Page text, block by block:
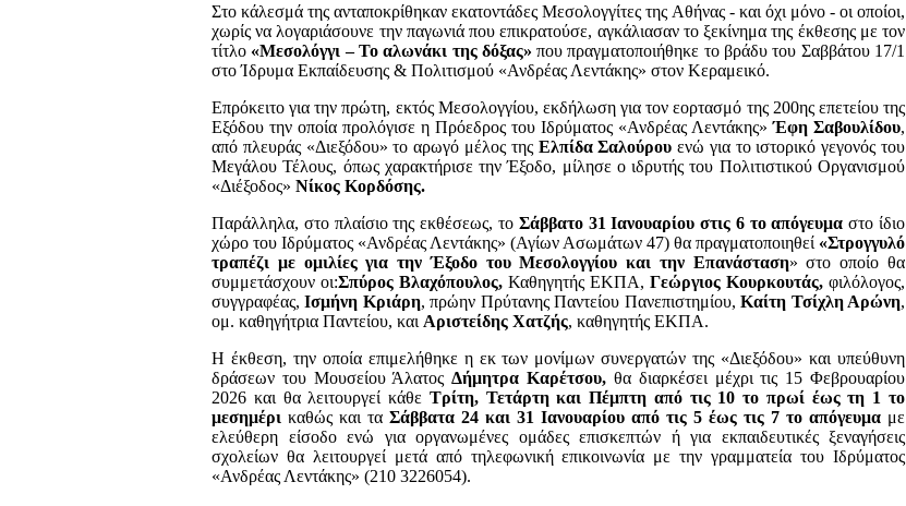
Στο κάλεσμά της ανταποκρίθηκαν εκατοντάδες Μεσολογγίτες της Αθήνας - και όχι μόνο - οι οποίοι,
χωρίς να λογαριάσουνε την παγωνιά που επικρατούσε, αγκάλιασαν το ξεκίνημα της έκθεσης με τον
τίτλο «Μεσολόγγι – Το αλωνάκι της δόξας»που πραγματοποιήθηκε το βράδυ του Σαββάτου 17/1
στο Ίδρυμα Εκπαίδευσης & Πολιτισμού «Ανδρέας Λεντάκης» στον Κεραμεικό.
Επρόκειτο για την πρώτη, εκτός Μεσολογγίου, εκδήλωση για τον εορτασμό της 200ης επετείου της
Εξόδου την οποία προλόγισε η Πρόεδρος του Ιδρύματος «Ανδρέας Λεντάκης»Έφη Σαβουλίδου,
από πλευράς «Διεξόδου» το αρωγό μέλος της Ελπίδα Σαλούρου ενώ για το ιστορικό γεγονός του
Μεγάλου Τέλους, όπως χαρακτήρισε την Έξοδο, μίλησε ο ιδρυτής του Πολιτιστικού Οργανισμού
«Διέξοδος» Νίκος Κορδόσης.
Παράλληλα, στο πλαίσιο της εκθέσεως, το Σάββατο 31 Ιανουαρίου στις 6 το απόγευμαστο ίδιο
χώρο του Ιδρύματος «Ανδρέας Λεντάκης» (Αγίων Ασωμάτων 47) θα πραγματοποιηθεί «Στρογγυλό
τραπέζι με ομιλίες για την Έξοδο του Μεσολογγίου και την Επανάσταση» στο οποίο θα
συμμετάσχουν οι:Σπύρος Βλαχόπουλος, Καθηγητής ΕΚΠΑ, Γεώργιος Κουρκουτάς, φιλόλογος,
συγγραφέας,Ισμήνη Κριάρη, πρώην Πρύτανης Παντείου Πανεπιστημίου,Καίτη Τσίχλη Αρώνη,
ομ. καθηγήτρια Παντείου, και Αριστείδης Χατζής, καθηγητής ΕΚΠΑ.
Η έκθεση, την οποία επιμελήθηκε η εκ των μονίμων συνεργατών της «Διεξόδου» και υπεύθυνη
δράσεων του Μουσείου ΆλατοςΔήμητρα Καρέτσου, θα διαρκέσει μέχρι τις 15 Φεβρουαρίου
2026 και θα λειτουργεί κάθε Τρίτη, Τετάρτη και Πέμπτη από τις 10 το πρωί έως τη 1 το
μεσημέρι καθώς και τα Σάββατα 24 και 31 Ιανουαρίου από τις 5 έως τις 7 το απόγευμα με
ελεύθερη είσοδο ενώ για οργανωμένες ομάδες επισκεπτών ή για εκπαιδευτικές ξεναγήσεις
σχολείων θα λειτουργεί μετά από τηλεφωνική επικοινωνία με την γραμματεία του Ιδρύματος
«Ανδρέας Λεντάκης» (210 3226054).